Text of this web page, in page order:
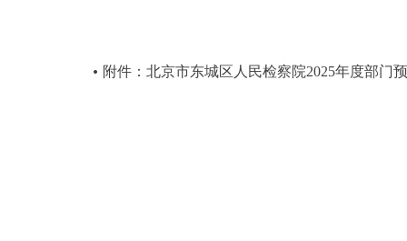
附件：北京市东城区人民检察院2025年度部门